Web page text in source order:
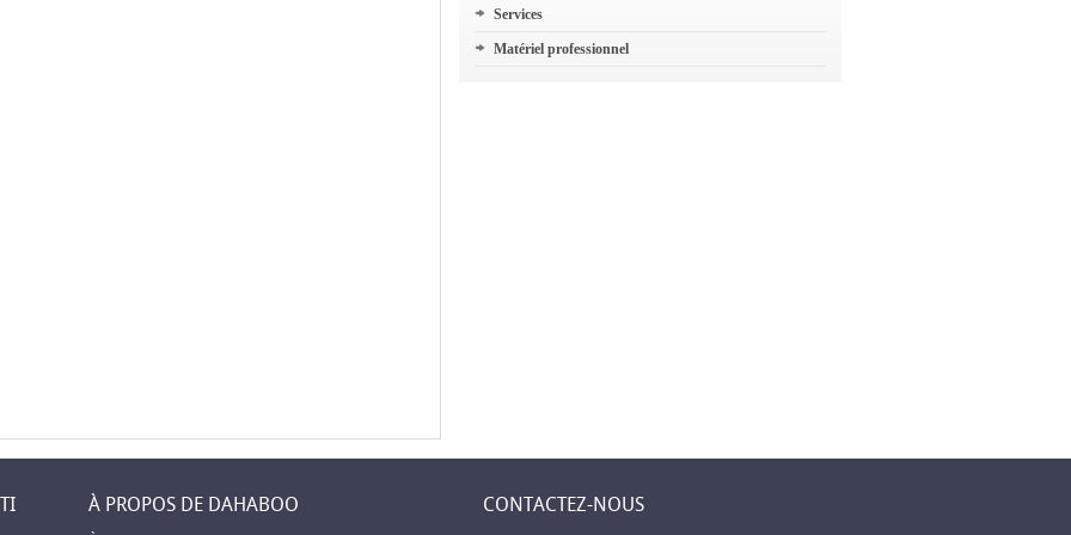
Services
Matériel professionnel
À PROPOS DE DAHABOO CONTACTEZ-NOUS